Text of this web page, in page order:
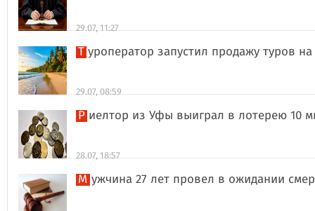
29.07, 11:27
Туроператор запустил продажу туров
29.07, 08:59
Риелтор из Уфы выиграл в лотерею 10
28.07, 18:57
Мужчина 27 лет провел в ожидании